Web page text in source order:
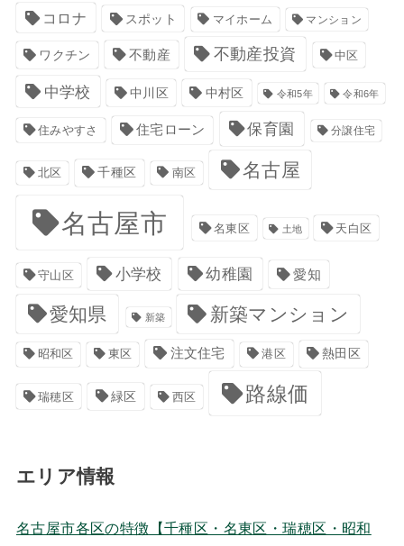
コロナ スポット マイホーム マンション
ワクチン 不動産 不動産投資 中区
中学校 中川区 中村区 令和5年 令和6年
住みやすさ 住宅ローン 保育園 分譲住宅
北区 千種区 南区 名古屋
名古屋市 名東区 土地 天白区
守山区 小学校 幼稚園 愛知
愛知県 新築 新築マンション
昭和区 東区 注文住宅 港区 熱田区
瑞穂区 緑区 西区 路線価
エリア情報
名古屋市各区の特徴【千種区・名東区・瑞穂区・昭和